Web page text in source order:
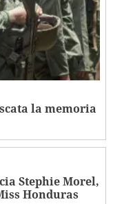
la memoria
Stephie Morel,
Honduras